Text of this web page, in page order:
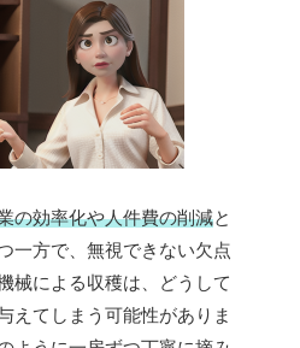
の効率化や人件費の削減と
一方で、無視できない欠点
械による収穫は、どうして
えてしまう可能性がありま